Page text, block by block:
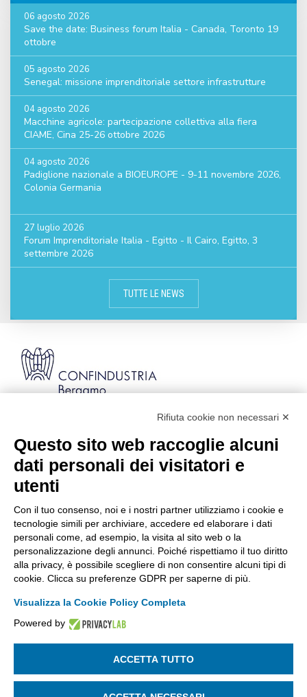
06 agosto 2026
Save the date: Business forum Italia - Canada, Toronto 19
ottobre
05 agosto 2026
Senegal: missione imprenditoriale settore infrastrutture
04 agosto 2026
Macchine agricole: partecipazione collettiva alla fiera
CIAME, Cina 25-26 ottobre 2026
04 agosto 2026
Padiglione nazionale a BIOEUROPE - 9-11 novembre 2026,
Colonia Germania
27 luglio 2026
Forum Imprenditoriale Italia - Egitto - Il Cairo, Egitto, 3
settembre 2026
TUTTE LE NEWS
Codice Fiscale: 80021750163 | PEC:
info@pec.confindustriabergamo.it
CONFINDUSTRIA BERGAMO
ASSISTENZA & PRIVACY
La riproduzione, anche parziale, di qualsiasi informazione o
SEGUICI SU:
Rifiuta cookie non necessari ✕
Questo sito web raccoglie alcuni
dati personali dei visitatori e
utenti
Con il tuo consenso, noi e i nostri partner utilizziamo i cookie e
tecnologie simili per archiviare, accedere ed elaborare i dati
personali come, ad esempio, la visita al sito web o la
personalizzazione degli annunci. Poiché rispettiamo il tuo diritto
alla privacy, è possibile scegliere di non consentire alcuni tipi di
cookie. Clicca su preferenze GDPR per saperne di più.
Visualizza la Cookie Policy Completa
Powered by
ACCETTA TUTTO